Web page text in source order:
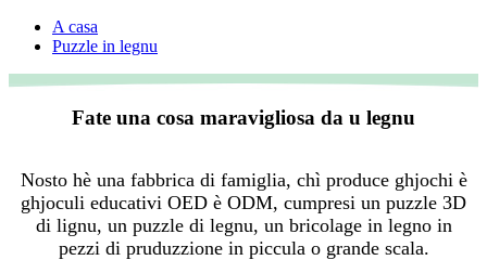
A casa
Puzzle in legnu
Fate una cosa maravigliosa da u legnu
Nosto hè una fabbrica di famiglia, chì produce ghjochi è
ghjoculi educativi OED è ODM, cumpresi un puzzle 3D
di lignu, un puzzle di legnu, un bricolage in legno in
pezzi di pruduzzione in piccula o grande scala.